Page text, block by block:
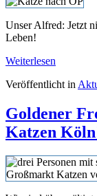
Unser Alfred: Jetzt
Leben!
Weiterlesen
Veröffentlicht in
Goldener
Katzen